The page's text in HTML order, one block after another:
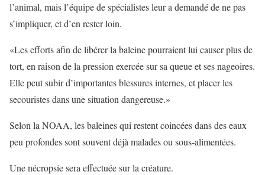
l’animal, mais l’équipe de spécialistes leur a demandé de ne pas
s’impliquer, et d’en rester loin.
«Les efforts afin de libérer la baleine pourraient lui causer plus de
tort, en raison de la pression exercée sur sa queue et ses nageoires.
Elle peut subir d’importantes blessures internes, et placer les
secouristes dans une situation dangereuse.»
Selon la NOAA, les baleines qui restent coincées dans des eaux
peu profondes sont souvent déjà malades ou sous-alimentées.
Une nécropsie sera effectuée sur la créature.